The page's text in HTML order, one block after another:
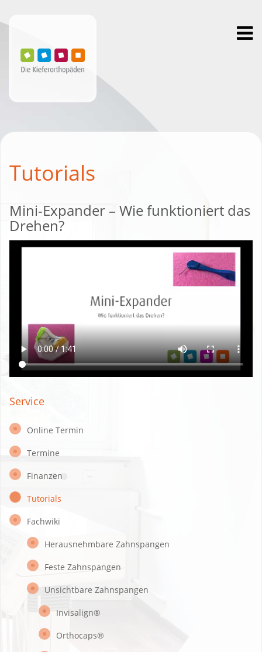
Tutorials
Mini-Expander – Wie funktioniert das
Drehen?
Service
Online Termin
Termine
Finanzen
Tutorials
Fachwiki
Herausnehmbare Zahnspangen
Feste Zahnspangen
Unsichtbare Zahnspangen
Invisalign®
Orthocaps®